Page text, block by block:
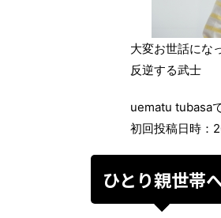
大変お世話にな
反逆する武士
uematu tubasaで
初回投稿日時：
ひとり親世帯